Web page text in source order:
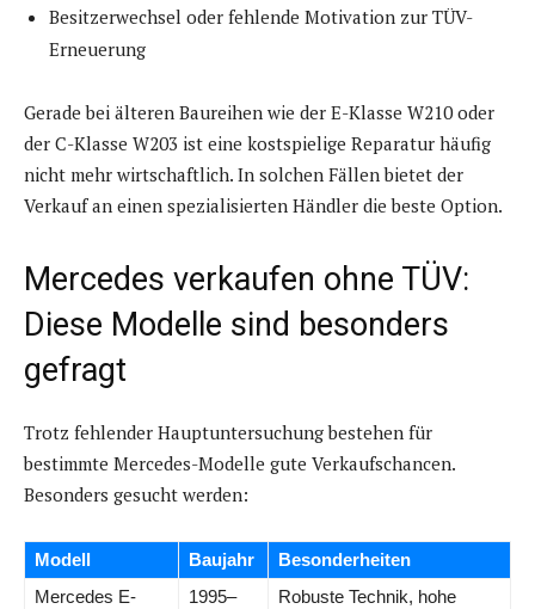
Besitzerwechsel oder fehlende Motivation zur TÜV-
Erneuerung
Gerade bei älteren Baureihen wie der E-Klasse W210 oder
der C-Klasse W203 ist eine kostspielige Reparatur häufig
nicht mehr wirtschaftlich. In solchen Fällen bietet der
Verkauf an einen spezialisierten Händler die beste Option.
Mercedes verkaufen ohne TÜV:
Diese Modelle sind besonders
gefragt
Trotz fehlender Hauptuntersuchung bestehen für
bestimmte Mercedes-Modelle gute Verkaufschancen.
Besonders gesucht werden:
Modell Baujahr
Besonderheiten
Mercedes E-
1995–
Robuste Technik, hohe